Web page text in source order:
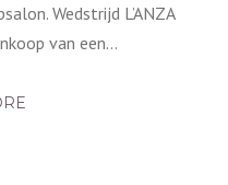
Wedstrijd L’ANZA
van een…